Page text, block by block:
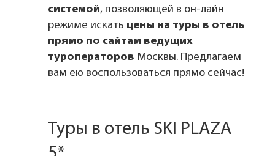
системой, позволяющей в он-лайн
режиме искать цены на туры в отель
прямо по сайтам ведущих
туроператоров Москвы. Предлагаем
вам ею воспользоваться прямо сейчас!
Туры в отель SKI PLAZA